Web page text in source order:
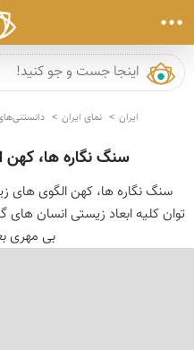
ایران نمای ایران
سنگ نگاره ها،
سنگ نگاره ها، کهن الگوی های
توان کلیه ابعاد زیستی انسان های
بی مهری